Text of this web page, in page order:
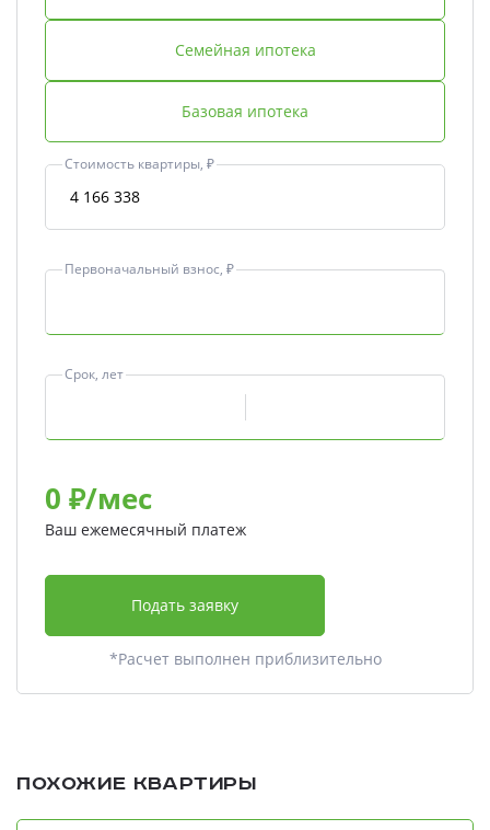
Семейная ипотека
Базовая ипотека
Стоимость квартиры, ₽
Первоначальный взнос, ₽
Срок, лет
0 ₽/мес
Ваш ежемесячный платеж
Подать заявку
*Расчет выполнен приблизительно
Похожие квартиры